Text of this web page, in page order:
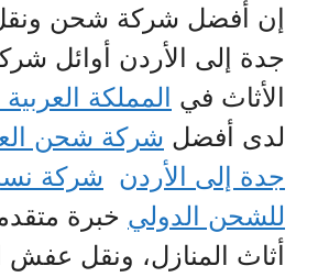
إن أفضل شركة شحن
جدة إلى الأردن أوائل
الأثاث في المملكة
لدى أفضل شركة شحن
جدة إلى الأردن شركة
للشحن الدولي خبرة
أثاث المنازل، ونقل عفش